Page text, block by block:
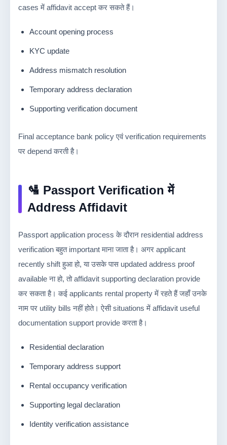
cases में affidavit accept कर सकते हैं।
Account opening process
KYC update
Address mismatch resolution
Temporary address declaration
Supporting verification document
Final acceptance bank policy एवं verification requirements
पर depend करती है।
🛂 Passport Verification में
Address Affidavit
Passport application process के दौरान residential address
verification बहुत important माना जाता है। अगर applicant
recently shift हुआ हो, या उसके पास updated address proof
available ना हो, तो affidavit supporting declaration provide
कर सकता है। कई applicants rental property में रहते हैं जहाँ उनके
नाम पर utility bills नहीं होते। ऐसी situations में affidavit useful
documentation support provide करता है।
Residential declaration
Temporary address support
Rental occupancy verification
Supporting legal declaration
Identity verification assistance